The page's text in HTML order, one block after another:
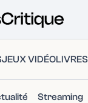
JEUX VIDÉOLIVRES
Streaming